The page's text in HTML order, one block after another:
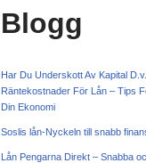
Blogg
Har Du Underskott Av Kapital
Räntekostnader För Lån – Tips
Din Ekonomi
Soslis lån-Nyckeln till snabb
Lån Pengarna Direkt – Snabba